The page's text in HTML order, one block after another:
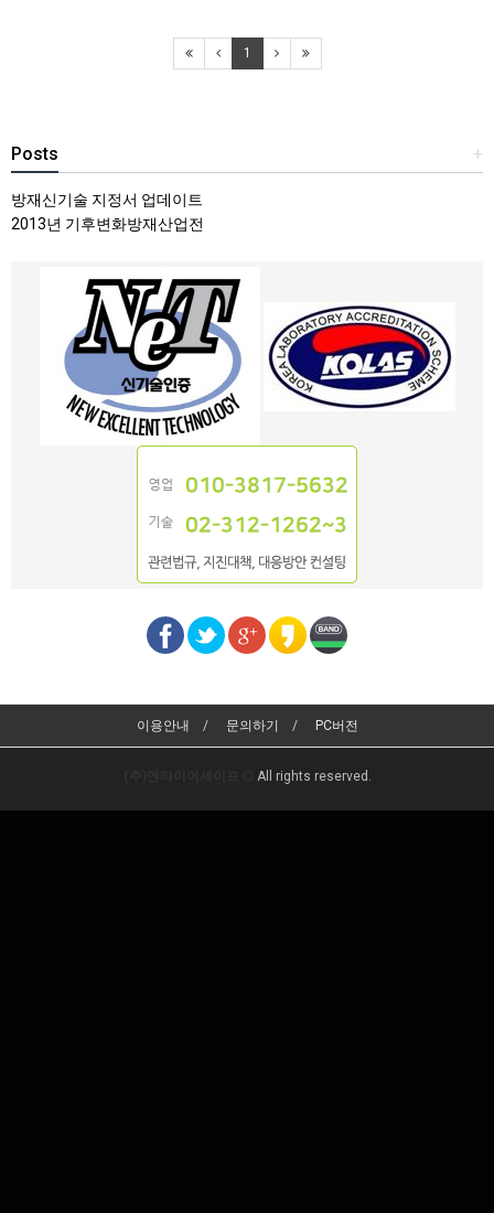
1
+
Posts
방재신기술 지정서 업데이트
2013년 기후변화방재산업전
이용안내 문의하기 PC버전
All rights reserved.